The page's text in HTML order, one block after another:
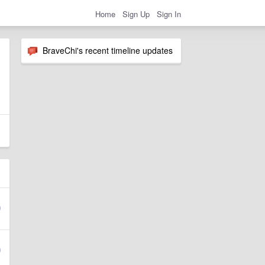
Home Sign Up Sign In
BraveChi's recent timeline updates